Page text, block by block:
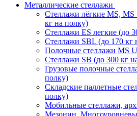
Металлические стеллажи
Стеллажи лёгкие MS,
кг на полку)
Стеллажи ES легкие (до
Стеллажи SBL (до 170 кг
Полочные стеллажи MS
Стеллажи SB (до 300 кг
Грузовые полочные
полку)
Складские паллетные
полку)
Мобильные стеллажи,
Мезонин.